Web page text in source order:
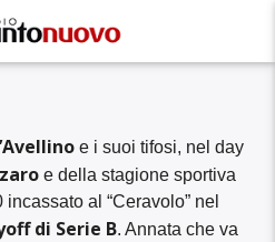
e i suoi tifosi, nel day
e della stagione sportiva
al “Ceravolo” nel
di Serie B. Annata che va